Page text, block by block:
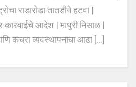
राडारोडा तातडीने हटवा |
कारवाईचे आदेश | माधुरी मिसाळ |
कचरा व्यवस्थापनाचा आढा [...]